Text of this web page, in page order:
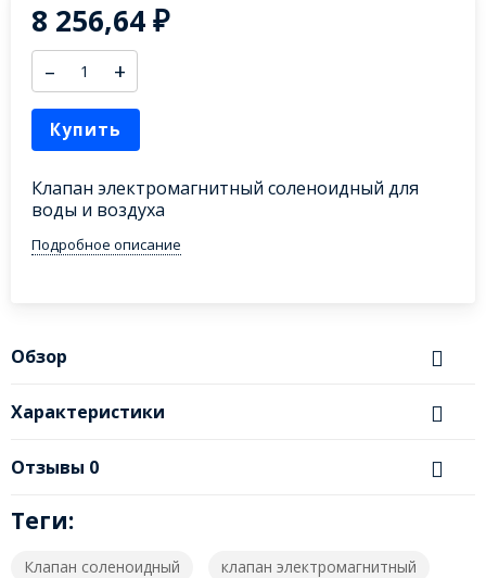
8 256,64₽
– +
Купить
Клапан электромагнитный соленоидный для
воды и воздуха
Подробное описание
Обзор
Характеристики
Отзывы 0
Теги:
Клапан соленоидный клапан электромагнитный